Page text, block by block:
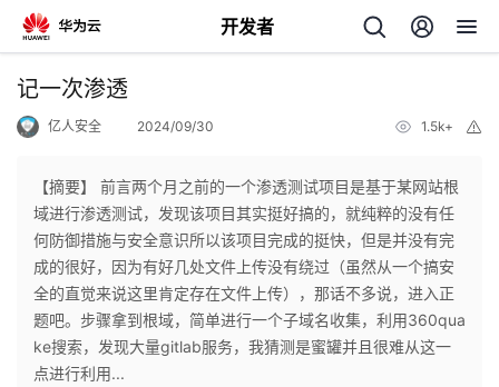
开发者
返
个
人
主
我
的
我
记一次渗透
亿人安全 2024/09/30 1.5k+
【摘要】 前言两个月之前的一个渗透测试项目是基于某网站根
域进行渗透测试，发现该项目其实挺好搞的，就纯粹的没有任
何防御措施与安全意识所以该项目完成的挺快，但是并没有完
成的很好，因为有好几处文件上传没有绕过（虽然从一个搞安
全的直觉来说这里肯定存在文件上传），那话不多说，进入正
题吧。步骤拿到根域，简单进行一个子域名收集，利用360qua
ke搜索，发现大量gitlab服务，我猜测是蜜罐并且很难从这一
点进行利用...